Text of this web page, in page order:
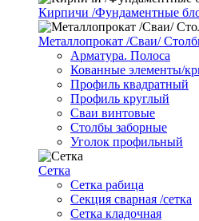
Кирпичи /Фундаментные
Металлопрокат /Сваи/
Арматура. Полоса
Кованные элементы/
Профиль квадратный
Профиль круглый
Сваи винтовые
Столбы заборные
Уголок профильный
Сетка
Cетка рабица
Секция сварная /сетка
Сетка кладочная